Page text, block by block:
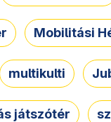
Mobilitási
multikulti
játszótér